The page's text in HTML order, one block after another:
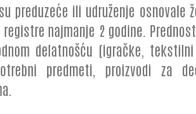
preduzeće ili udruženje osnovale
najmanje 2 godine.
delatnošću (igračke,
predmeti, proizvodi